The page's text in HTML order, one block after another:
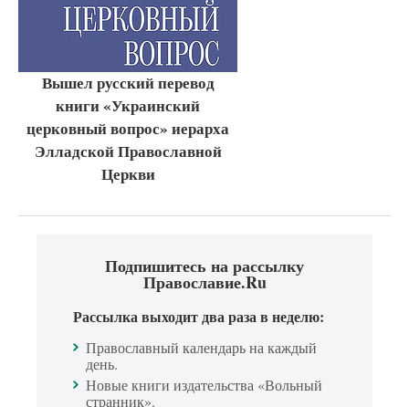
Вышел русский перевод
книги «Украинский
церковный вопрос» иерарха
Элладской Православной
Церкви
Подпишитесь на рассылку
Православие.Ru
Рассылка выходит два раза в неделю:
Православный календарь на каждый
день.
Новые книги издательства «Вольный
странник».